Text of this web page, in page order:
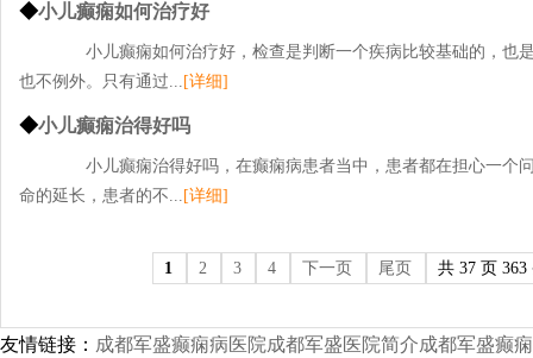
◆小儿癫痫如何治疗好
小儿癫痫如何治疗好，检查是判断一个疾病比较基础的，也
也不例外。只有通过... [详细]
◆小儿癫痫治得好吗
小儿癫痫治得好吗，在癫痫病患者当中，患者都在担心一个
命的延长，患者的不... [详细]
1 2 3 4 下一页 尾页 共 37 页 363
友情链接： 成都军盛癫痫病医院成都军盛医院简介成都军盛癫